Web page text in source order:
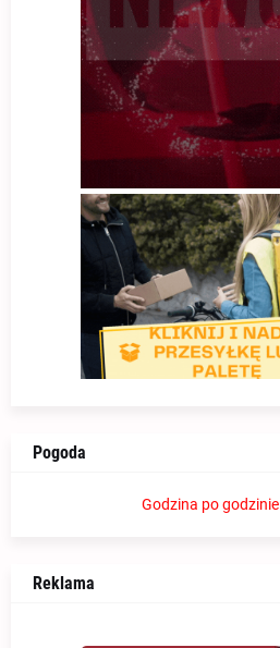
Pogoda
Godzina po godzinie
Reklama